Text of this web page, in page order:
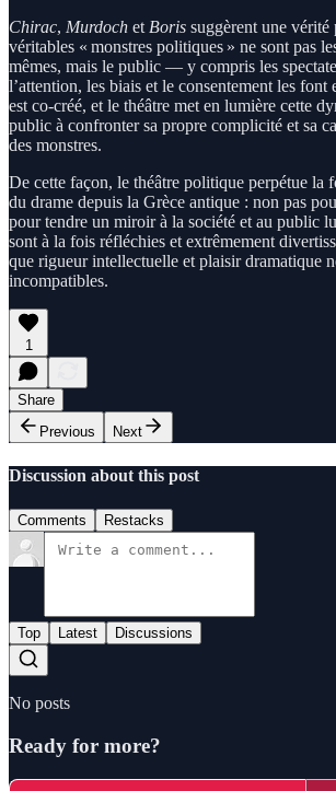
Chirac, Murdoch et Boris suggèrent une vérité
véritables « monstres politiques » ne sont pas
mêmes, mais le public — y compris les
l’attention, les biais et le consentement les
est co-créé, et le théâtre met en lumière cette
public à confronter sa propre complicité et sa
des monstres.
De cette façon, le théâtre politique perpétue la
du drame depuis la Grèce antique : non pas
pour tendre un miroir à la société et au public
sont à la fois réfléchies et extrêmement
que rigueur intellectuelle et plaisir dramatique
incompatibles.
1
Share
Previous
Next
Discussion about this post
Comments Restacks
Top Latest Discussions
No posts
Ready for more?